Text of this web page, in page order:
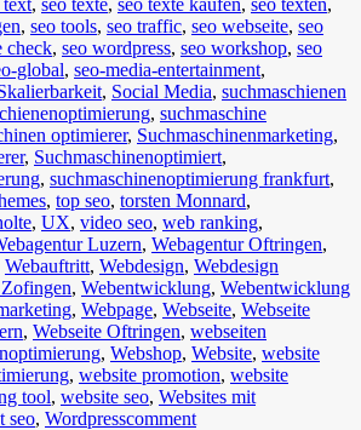
text, seo texte, seo texte kaufen, seo texten,
, seo tools, seo traffic, seo webseite, seo
check, seo wordpress, seo workshop, seo
global, seo-media-entertainment,
, Social Media, suchmaschienen
, suchmaschine
optimierer, Suchmaschinenmarketing,
, Suchmaschinenoptimiert,
, suchmaschinenoptimierung frankfurt,
, top seo, torsten Monnard,
, UX, video seo, web ranking,
Luzern, Webagentur Oftringen,
Webauftritt, Webdesign, Webdesign
, Webentwicklung, Webentwicklung
, Webpage, Webseite, Webseite
, Webseite Oftringen, webseiten
, Webshop, Website, website
, website promotion, website
tool, website seo, Websites mit
seo, Wordpresscomment